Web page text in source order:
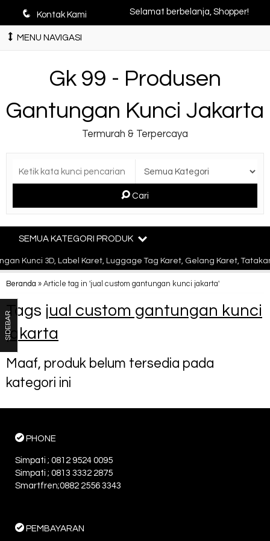
q Kontak Kami Selamat berbelanja, Shopper!
MENU NAVIGASI
Gk 99 - Produsen
Gantungan Kunci Jakarta
Termurah & Terpercaya
Cari
SEMUA KATEGORI PRODUK
Kunci 3D, Label Karet, Luggage Tag Karet, Gelang Karet,
Beranda » Article tag in 'jual custom gantungan kunci jakarta'
Tags jual custom gantungan kunci
jakarta
Maaf, produk belum tersedia pada
kategori ini
SIDEBAR
PHONE
Simpati ; 0812 9524 0095
Simpati ; 0813 3332 2875
Smartfren;0882 2556 3343
PEMBAYARAN